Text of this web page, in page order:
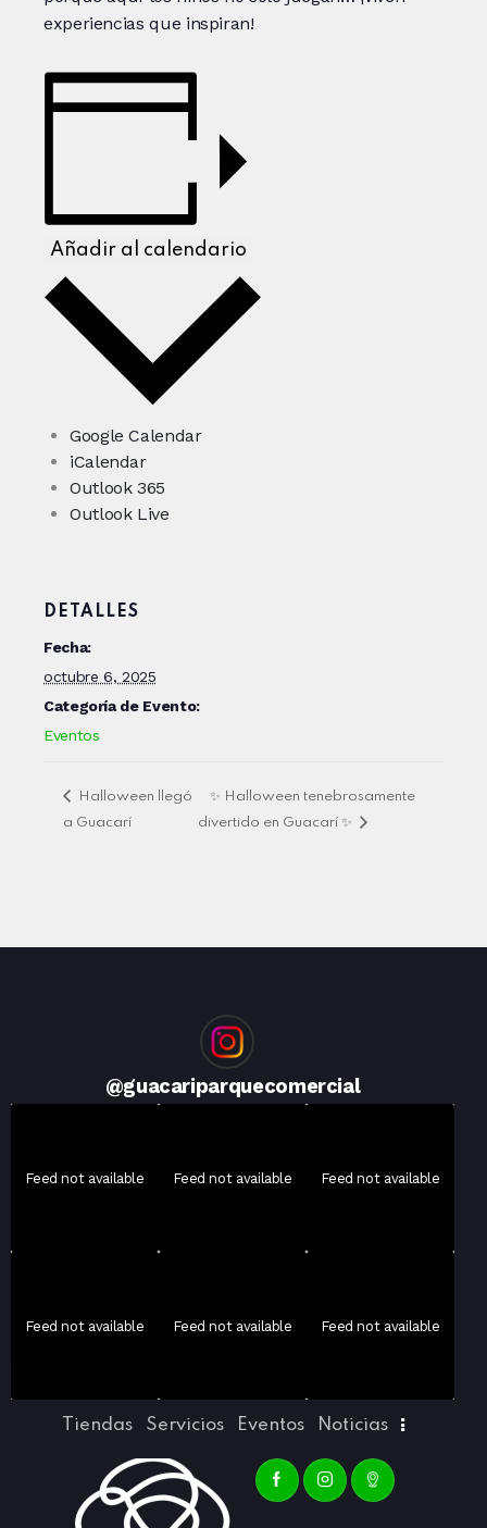
experiencias que inspiran!
Añadir al calendario
Google Calendar
iCalendar
Outlook 365
Outlook Live
DETALLES
Fecha:
octubre 6, 2025
Categoría de Evento:
Eventos
Halloween llegó
a Guacarí
✨ Halloween tenebrosamente
divertido en Guacarí ✨
@guacariparquecomercial
Feed not available Feed not available Feed not available
Feed not available Feed not available Feed not available
Tiendas Servicios Eventos Noticias